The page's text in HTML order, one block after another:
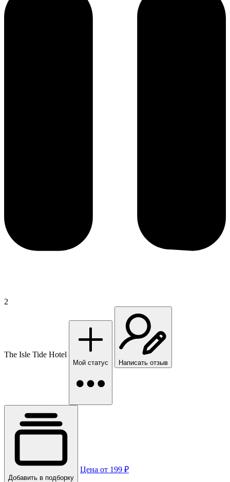
2
The Isle Tide Hotel
Мой статус Написать отзыв
Добавить в подборку
Цена от 199 ₽